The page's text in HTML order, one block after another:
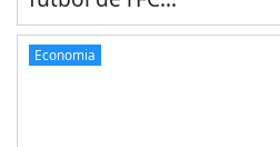
Economia